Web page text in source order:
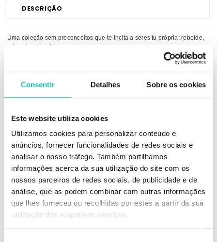
Consentir Detalhes Sobre os cookies
Este website utiliza cookies
Utilizamos cookies para personalizar conteúdo e
anúncios, fornecer funcionalidades de redes sociais e
analisar o nosso tráfego. Também partilhamos
informações acerca da sua utilização do site com os
nossos parceiros de redes sociais, de publicidade e de
análise, que as podem combinar com outras informações
que lhes forneceu ou recolhidas por estes a partir da sua
utilização dos respetivos serviços.
DESCRIÇÃO
Uma coleção sem preconceitos que te incita a seres tu própria: rebelde,
relaxada, divertida.
Pensa no que te faz feliz e não no que a sociedade espera de ti. Deixa-te
viver na revolução da felicidade das cores e sentimentos. Liberta-te!
H72 - Love - Vermelho Coração
A gama Hybrid Gel Andreia Professional combinou o melhor de dois
do verniz tradicional. Através de uma tecnologia revolucionária, esta nova
duração com acabamento gel e secagem imediata sem lâmpada.
: Sem lâmpada
: 2 Passos
:: Fácil remoção (com removedor de verniz tradicional)
:: Longa duração
:: Secagem imediata
:: Pincel profissional de alta precisão
:: 72 tons disponíveis